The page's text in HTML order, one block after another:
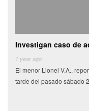
Investigan caso de
1 year ago
El menor Lionel V.A.,
tarde del pasado sábado